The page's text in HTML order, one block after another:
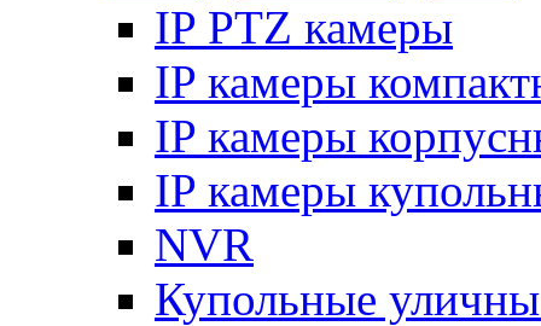
IP PTZ камеры
IP камеры
IP камеры
IP камеры
NVR
Купольные